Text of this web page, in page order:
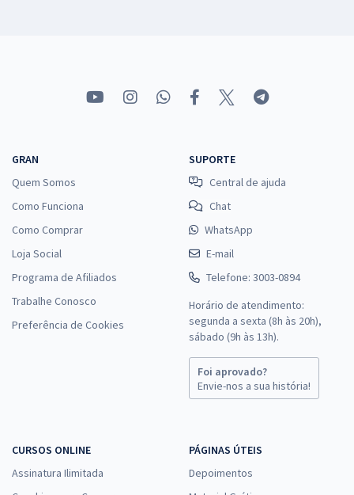
GRAN
Quem Somos
Como Funciona
Como Comprar
Loja Social
Programa de Afiliados
Trabalhe Conosco
Preferência de Cookies
SUPORTE
Central de ajuda
Chat
WhatsApp
E-mail
Telefone: 3003-0894
Horário de atendimento:
segunda a sexta (8h às 20h),
sábado (9h às 13h).
Foi aprovado?
Envie-nos a sua história!
CURSOS ONLINE
Assinatura Ilimitada
PÁGINAS ÚTEIS
Depoimentos